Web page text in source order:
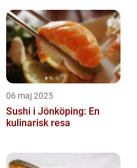
06 maj 2025
Sushi i Jönköping: En
kulinarisk resa